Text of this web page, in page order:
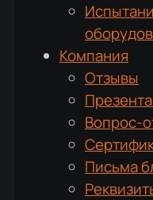
Компания
Отзывы
Вопрос-
Письма